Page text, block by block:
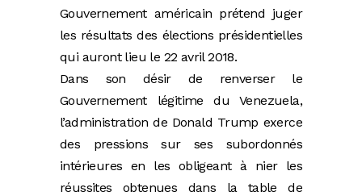
Gouvernement américain prétend juger
les résultats des élections présidentielles
qui auront lieu le 22 avril 2018.
Dans son désir de renverser le
Gouvernement légitime du Venezuela,
l’administration de Donald Trump exerce
des pressions sur ses subordonnés
intérieures en les obligeant à nier les
réussites obtenues dans la table de